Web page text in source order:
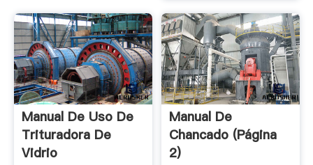
Manual De Uso De
Trituradora De
Vidrio
Manual De
Chancado (página
2)